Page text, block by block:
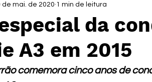
Atletismo EC Taubaté
Fut7 Rugby Fut7
da
A3 em 2015
de mai. de 2020 1 min de leitura
comemora cinco anos de